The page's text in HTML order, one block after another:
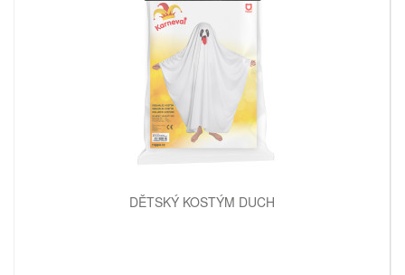
DĚTSKÝ KOSTÝM DUCH